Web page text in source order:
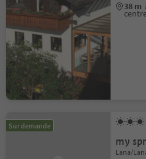
38 m
Sur demande
my
Lana/